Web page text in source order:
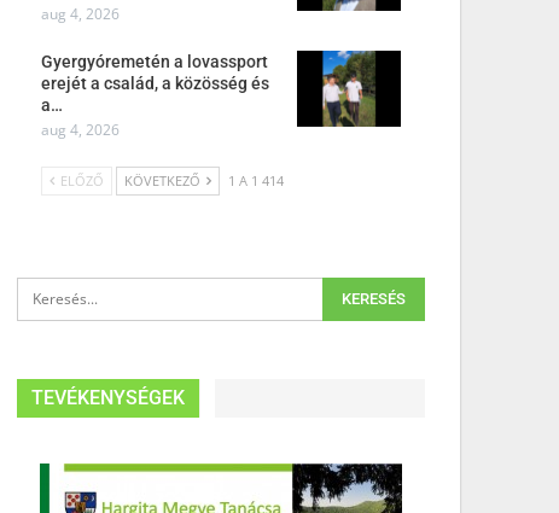
aug 4, 2026
Gyergyóremetén a lovassport
erejét a család, a közösség és
a…
aug 4, 2026
ELŐZŐ KÖVETKEZŐ 1 A 1 414
TEVÉKENYSÉGEK